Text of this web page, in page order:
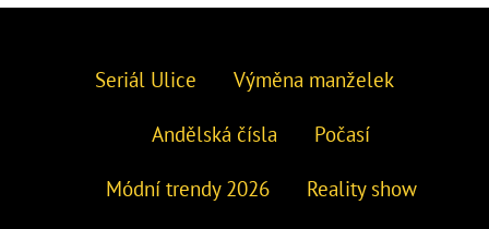
Seriál Ulice Výměna manželek
Andělská čísla Počasí
Módní trendy 2026 Reality show